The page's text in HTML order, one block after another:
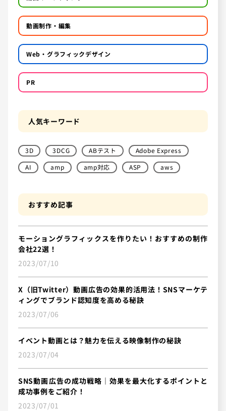
動画制作・編集
Web・グラフィックデザイン
PR
人気キーワード
3D 3DCG ABテスト
Adobe Express
AI
amp amp対応 ASP aws
おすすめ記事
モーショングラフィックスを作りたい！おすすめの制作
会社22選！
2023/07/10
X（旧Twitter）動画広告の効果的活用法！SNSマーケテ
ィングでブランド認知度を高める秘訣
2023/07/06
イベント動画とは？魅力を伝える映像制作の秘訣
2023/07/04
SNS動画広告の成功戦略｜効果を最大化するポイントと
成功事例をご紹介！
2023/07/01